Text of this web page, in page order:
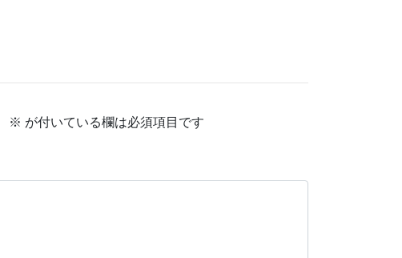
※ が付いている欄は必須項目です